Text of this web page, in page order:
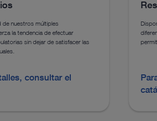
de nuestros múltiples
la tendencia de efectuar
sin dejar de satisfacer las
consultar el